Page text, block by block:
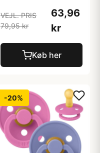
VEJL. PRIS
79,95 kr
63,96
kr
Køb her
-20%